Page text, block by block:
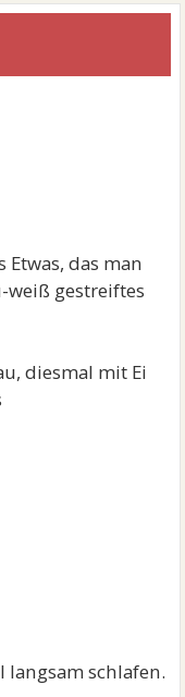
das man
gestreiftes
diesmal mit Ei
langsam schlafen.